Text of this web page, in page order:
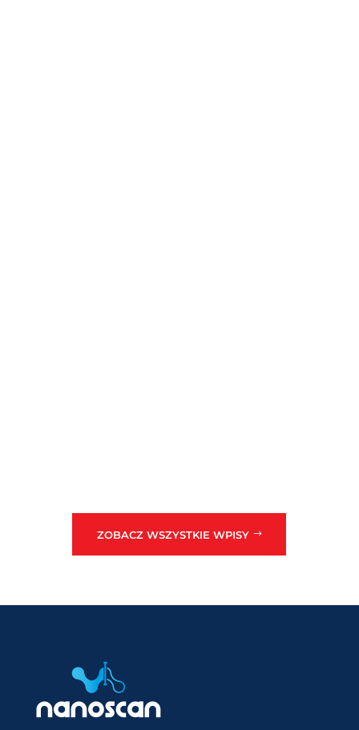
ZOBACZ WSZYSTKIE WPISY